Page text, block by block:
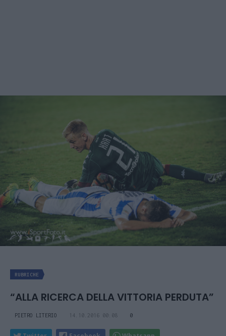
RUBRICHE
“ALLA RICERCA DELLA VITTORIA PERDUTA”
PIETRO LITERIO 14.10.2016 00:08 0